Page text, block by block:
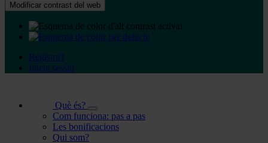
Modificar contrast del web
Registra't
Inicia sessió
Què és?
Com funciona: pas a pas
Les bonificacions
Qui som?